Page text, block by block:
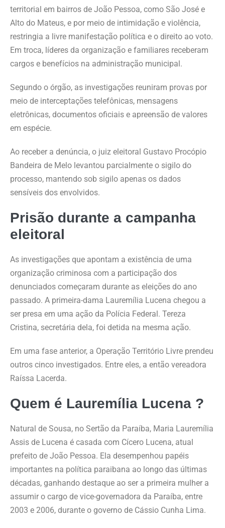
territorial em bairros de João Pessoa, como São José e
Alto do Mateus, e por meio de intimidação e violência,
restringia a livre manifestação política e o direito ao voto.
Em troca, líderes da organização e familiares receberam
cargos e benefícios na administração municipal.
Segundo o órgão, as investigações reuniram provas por
meio de interceptações telefônicas, mensagens
eletrônicas, documentos oficiais e apreensão de valores
em espécie.
Ao receber a denúncia, o juiz eleitoral Gustavo Procópio
Bandeira de Melo levantou parcialmente o sigilo do
processo, mantendo sob sigilo apenas os dados
sensíveis dos envolvidos.
Prisão durante a campanha
eleitoral
As investigações que apontam a existência de uma
organização criminosa com a participação dos
denunciados começaram durante as eleições do ano
passado. A primeira-dama Lauremília Lucena chegou a
ser presa em uma ação da Polícia Federal. Tereza
Cristina, secretária dela, foi detida na mesma ação.
Em uma fase anterior, a Operação Território Livre prendeu
outros cinco investigados. Entre eles, a então vereadora
Raíssa Lacerda.
Quem é Lauremília Lucena ?
Natural de Sousa, no Sertão da Paraíba, Maria Lauremília
Assis de Lucena é casada com Cícero Lucena, atual
prefeito de João Pessoa. Ela desempenhou papéis
importantes na política paraibana ao longo das últimas
décadas, ganhando destaque ao ser a primeira mulher a
assumir o cargo de vice-governadora da Paraíba, entre
2003 e 2006, durante o governo de Cássio Cunha Lima.